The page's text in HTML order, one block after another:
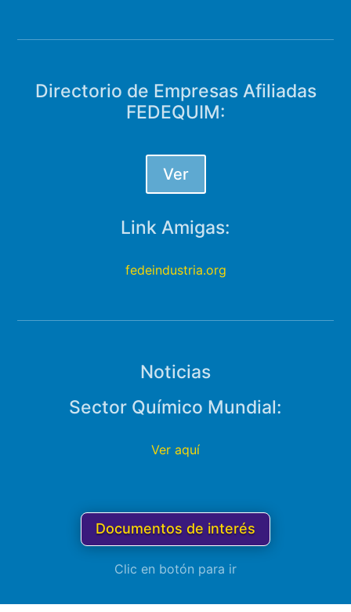
Directorio de Empresas Afiliadas
FEDEQUIM:
Ver
Link Amigas:
fedeindustria.org
Noticias
Sector Químico Mundial:
Ver aquí
Documentos de interés
Clic en botón para ir